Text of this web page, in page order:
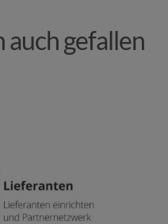
auch gefallen